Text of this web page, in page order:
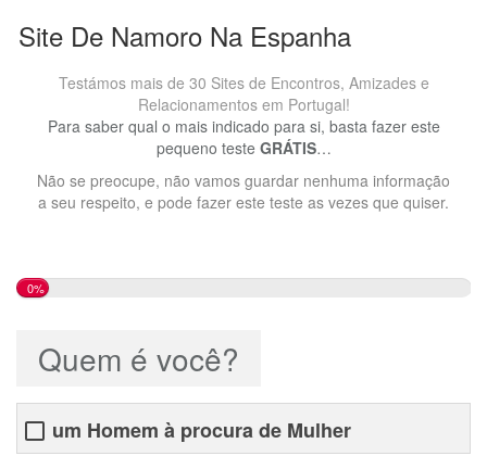
Site De Namoro Na Espanha
Testámos mais de 30 Sites de Encontros, Amizades e
Relacionamentos em Portugal!
Para saber qual o mais indicado para si, basta fazer este
pequeno teste GRÁTIS…
Não se preocupe, não vamos guardar nenhuma informação
a seu respeito, e pode fazer este teste as vezes que quiser.
0%
Quem é você?
um Homem à procura de Mulher